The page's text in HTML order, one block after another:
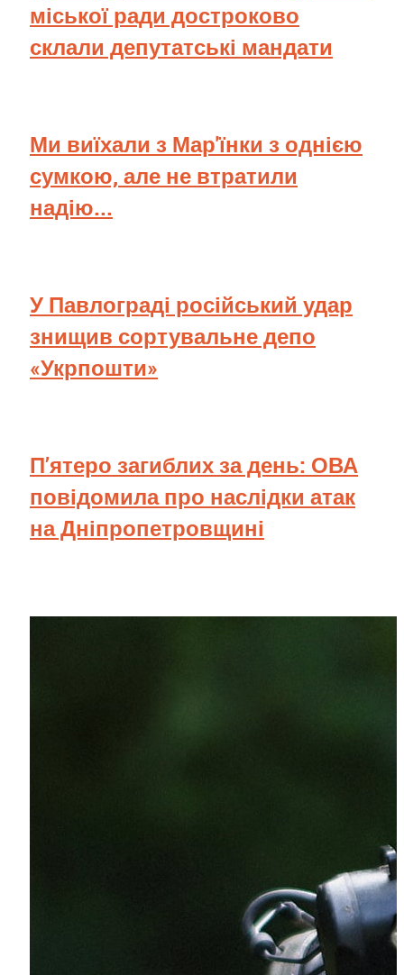
міської ради достроково
склали депутатські мандати
Ми виїхали з Мар'їнки з однією
сумкою, але не втратили
надію...
У Павлограді російський удар
знищив сортувальне депо
«Укрпошти»
П’ятеро загиблих за день: ОВА
повідомила про наслідки атак
на Дніпропетровщині